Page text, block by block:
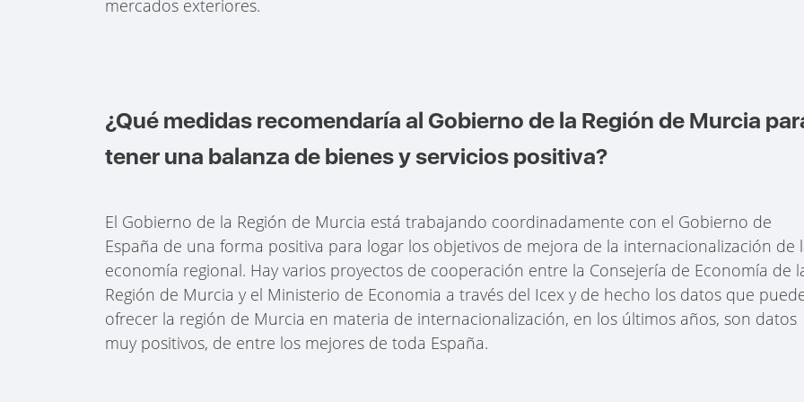
mercados exteriores.
¿Qué medidas recomendaría al Gobierno de la Región de Murcia
tener una balanza de bienes y servicios positiva?
El Gobierno de la Región de Murcia está trabajando coordinadamente con el Gobierno de
España de una forma positiva para logar los objetivos de mejora de la internacionalización de
economía regional. Hay varios proyectos de cooperación entre la Consejería de Economía de
Región de Murcia y el Ministerio de Economia a través del Icex y de hecho los datos que
ofrecer la región de Murcia en materia de internacionalización, en los últimos años, son datos
muy positivos, de entre los mejores de toda España.